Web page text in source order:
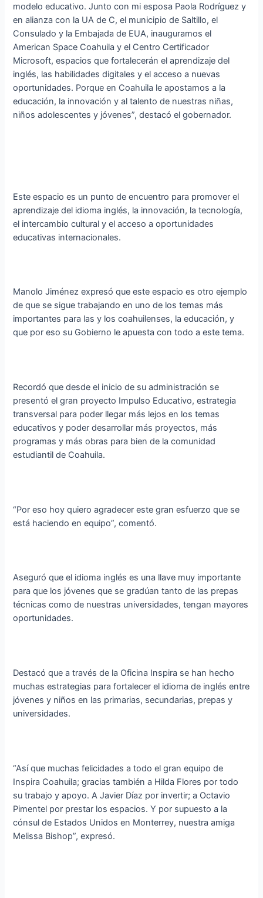
modelo educativo. Junto con mi esposa Paola Rodríguez y
en alianza con la UA de C, el municipio de Saltillo, el
Consulado y la Embajada de EUA, inauguramos el
American Space Coahuila y el Centro Certificador
Microsoft, espacios que fortalecerán el aprendizaje del
inglés, las habilidades digitales y el acceso a nuevas
oportunidades. Porque en Coahuila le apostamos a la
educación, la innovación y al talento de nuestras niñas,
niños adolescentes y jóvenes”, destacó el gobernador.
Este espacio es un punto de encuentro para promover el
aprendizaje del idioma inglés, la innovación, la tecnología,
el intercambio cultural y el acceso a oportunidades
educativas internacionales.
Manolo Jiménez expresó que este espacio es otro ejemplo
de que se sigue trabajando en uno de los temas más
importantes para las y los coahuilenses, la educación, y
que por eso su Gobierno le apuesta con todo a este tema.
Recordó que desde el inicio de su administración se
presentó el gran proyecto Impulso Educativo, estrategia
transversal para poder llegar más lejos en los temas
educativos y poder desarrollar más proyectos, más
programas y más obras para bien de la comunidad
estudiantil de Coahuila.
“Por eso hoy quiero agradecer este gran esfuerzo que se
está haciendo en equipo”, comentó.
Aseguró que el idioma inglés es una llave muy importante
para que los jóvenes que se gradúan tanto de las prepas
técnicas como de nuestras universidades, tengan mayores
oportunidades.
Destacó que a través de la Oficina Inspira se han hecho
muchas estrategias para fortalecer el idioma de inglés entre
jóvenes y niños en las primarias, secundarias, prepas y
universidades.
“Así que muchas felicidades a todo el gran equipo de
Inspira Coahuila; gracias también a Hilda Flores por todo
su trabajo y apoyo. A Javier Díaz por invertir; a Octavio
Pimentel por prestar los espacios. Y por supuesto a la
cónsul de Estados Unidos en Monterrey, nuestra amiga
Melissa Bishop”, expresó.